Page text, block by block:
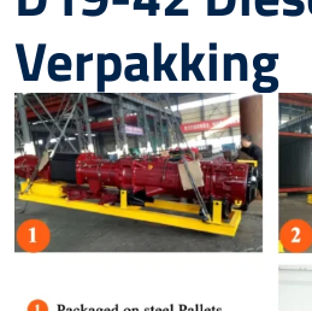
Verpakking